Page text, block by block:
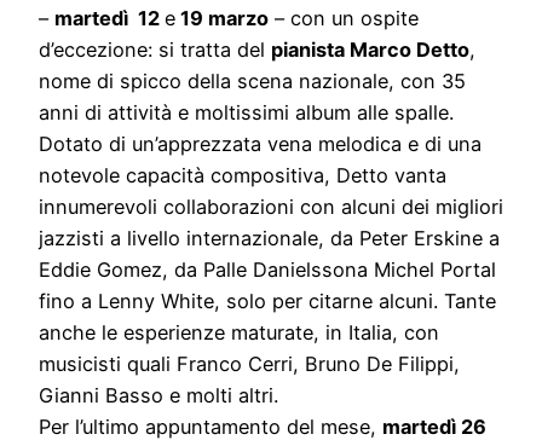
– martedì 12 e 19 marzo – con un ospite
d’eccezione: si tratta del pianista Marco Detto,
nome di spicco della scena nazionale, con 35
anni di attività e moltissimi album alle spalle.
Dotato di un’apprezzata vena melodica e di una
notevole capacità compositiva, Detto vanta
innumerevoli collaborazioni con alcuni dei migliori
jazzisti a livello internazionale, da Peter Erskine a
Eddie Gomez, da Palle Danielssona Michel Portal
fino a Lenny White, solo per citarne alcuni. Tante
anche le esperienze maturate, in Italia, con
musicisti quali Franco Cerri, Bruno De Filippi,
Gianni Basso e molti altri.
Per l’ultimo appuntamento del mese, martedì 26